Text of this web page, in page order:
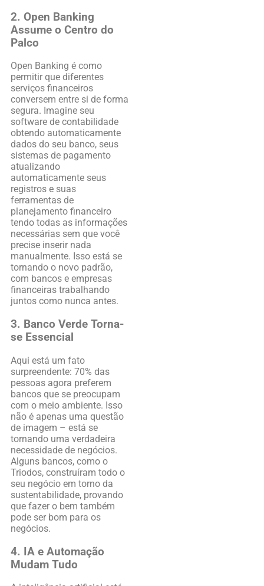
2. Open Banking
Assume o Centro do
Palco
Open Banking é como
permitir que diferentes
serviços financeiros
conversem entre si de forma
segura. Imagine seu
software de contabilidade
obtendo automaticamente
dados do seu banco, seus
sistemas de pagamento
atualizando
automaticamente seus
registros e suas
ferramentas de
planejamento financeiro
tendo todas as informações
necessárias sem que você
precise inserir nada
manualmente. Isso está se
tornando o novo padrão,
com bancos e empresas
financeiras trabalhando
juntos como nunca antes.
3. Banco Verde Torna-
se Essencial
Aqui está um fato
surpreendente: 70% das
pessoas agora preferem
bancos que se preocupam
com o meio ambiente. Isso
não é apenas uma questão
de imagem – está se
tornando uma verdadeira
necessidade de negócios.
Alguns bancos, como o
Triodos, construíram todo o
seu negócio em torno da
sustentabilidade, provando
que fazer o bem também
pode ser bom para os
negócios.
4. IA e Automação
Mudam Tudo